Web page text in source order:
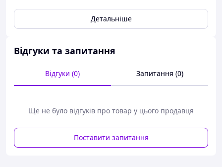
Кавомолка Livstar має невелику потужність 200 Вт.
Має швидкознімну верхню завантажувальну чашу,
контролю подрібнення, ножі виготовлені з неіржавкої
сталі. Для подрібнення передбачений ротаційний ніж.
Кавомолки та іншу побутову техніку ви завжди
можете придбати в нашому інтернет-магазині
Детальніше
Відгуки та запитання
Відгуки (0) Запитання (0)
Ще не було відгуків про товар у цього продавця
Поставити запитання